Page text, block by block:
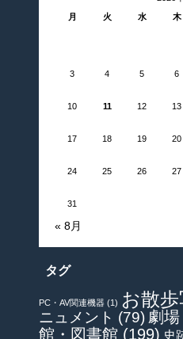
月
火 水 木
3 4 5 6
10 11 12 13
17 18 19 20
24 25 26 27
31
« 8月
タグ
PC・AV関連機器 (1) お散
ニュメント (79) 劇
館・図書館 (199) 史